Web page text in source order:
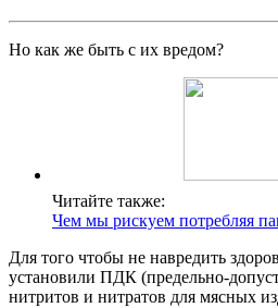
Но как же быть с их вредом?
Читайте также:
Чем мы рискуем потребляя
Для того чтобы не навредить
установили ПДК (предельно-
нитритов и нитратов для мясных